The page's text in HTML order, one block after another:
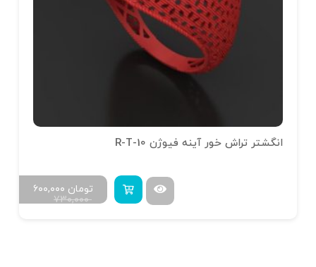
انگشتر تراش خور آینه فیوژن R-T-10
۷۳۰,۰۰۰
۶۰۰,۰۰۰ تومان